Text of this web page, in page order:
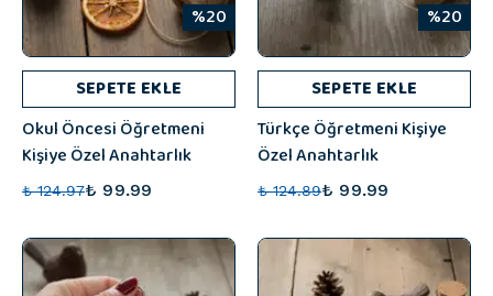
%20
SEPETE EKLE
Okul Öncesi Öğretmeni
Kişiye Özel Anahtarlık
₺ 124.97₺ 99.99
%20
SEPETE EKLE
Türkçe Öğretmeni Kişiye
Özel Anahtarlık
₺ 124.89₺ 99.99